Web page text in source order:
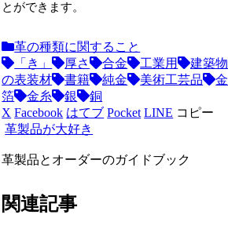
とができます。
革の種類に関すること
「き」
厚さ 合金 工業用
建築物
の表装材
書籍 純金 美術工芸品
金
箔
金糸 銀
銅
X Facebook はてブ Pocket LINE コピー
革製品が大好き
革製品とオーダーのガイドブック
関連記事